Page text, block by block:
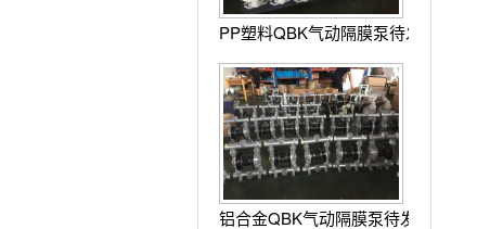
PP塑料QBK气动隔膜泵待发货
铝合金QBK气动隔膜泵待发货